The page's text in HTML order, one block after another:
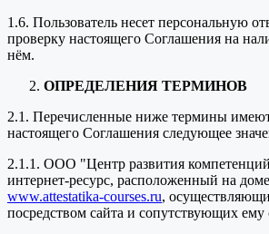
1.6. Пользователь несет персональную
проверку настоящего Соглашения на
нём.
ОПРЕДЕЛЕНИЯ ТЕРМИНОВ
2.1. Перечисленные ниже термины
настоящего Соглашения следующее
2.1.1. ООО "Центр развития
интернет-ресурс, расположенный на
www.attestatika-courses.ru,
посредством сайта и сопутствующих ему